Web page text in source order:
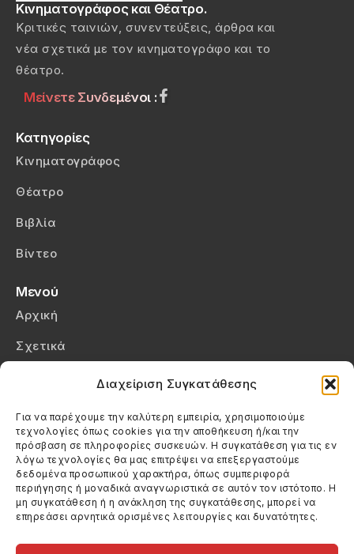
Διαχείριση Συγκατάθεσης
Για να παρέχουμε την καλύτερη εμπειρία, χρησιμοποιούμε
τεχνολογίες όπως cookies για την αποθήκευση ή/και την
πρόσβαση σε πληροφορίες συσκευών. Η συγκατάθεση για τις εν
λόγω τεχνολογίες θα μας επιτρέψει να επεξεργαστούμε
δεδομένα προσωπικού χαρακτήρα, όπως συμπεριφορά
περιήγησης ή μοναδικά αναγνωριστικά σε αυτόν τον ιστότοπο. Η
μη συγκατάθεση ή η ανάκληση της συγκατάθεσης, μπορεί να
επηρεάσει αρνητικά ορισμένες λειτουργίες και δυνατότητες.
Κινηματογράφος και Θέατρο.
Κριτικές ταινιών, συνεντεύξεις, άρθρα και
νέα σχετικά με τον κινηματογράφο και το
θέατρο.
Μείνετε Συνδεμένοι :
Κατηγορίες
Κινηματογράφος
Θέατρο
Βιβλία
Βίντεο
Μενού
Αρχική
Σχετικά
Πολιτική Cookies (ΕΕ)
Στοιχεία Επικοινωνίας
Καλεσέ μας
(+30) 6974123481
Στείλε μας email
info@filmandtheater.gr